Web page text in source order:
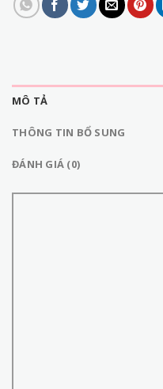
MÔ TẢ
THÔNG TIN BỔ SUNG
ĐÁNH GIÁ (0)